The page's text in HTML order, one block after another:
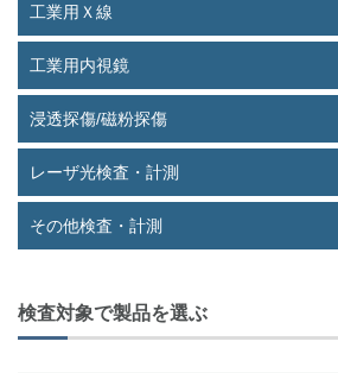
工業用Ｘ線
工業用内視鏡
浸透探傷/磁粉探傷
レーザ光検査・計測
その他検査・計測
検査対象で製品を選ぶ